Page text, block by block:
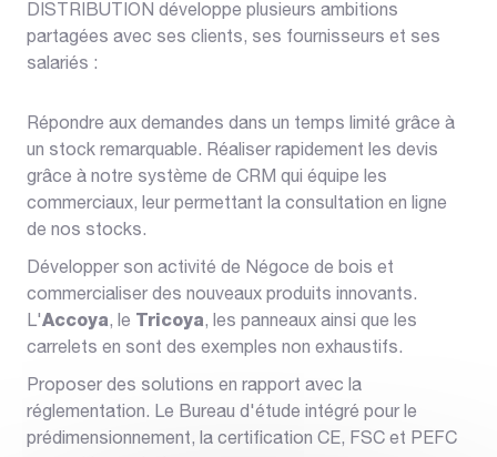
DISTRIBUTION développe plusieurs ambitions
partagées avec ses clients, ses fournisseurs et ses
salariés :
Répondre aux demandes dans un temps limité grâce à
un stock remarquable. Réaliser rapidement les devis
grâce à notre système de CRM qui équipe les
commerciaux, leur permettant la consultation en ligne
de nos stocks.
Développer son activité de Négoce de bois et
commercialiser des nouveaux produits innovants.
L'Accoya, le Tricoya, les panneaux ainsi que les
carrelets en sont des exemples non exhaustifs.
Proposer des solutions en rapport avec la
réglementation. Le Bureau d'étude intégré pour le
prédimensionnement, la certification CE, FSC et PEFC